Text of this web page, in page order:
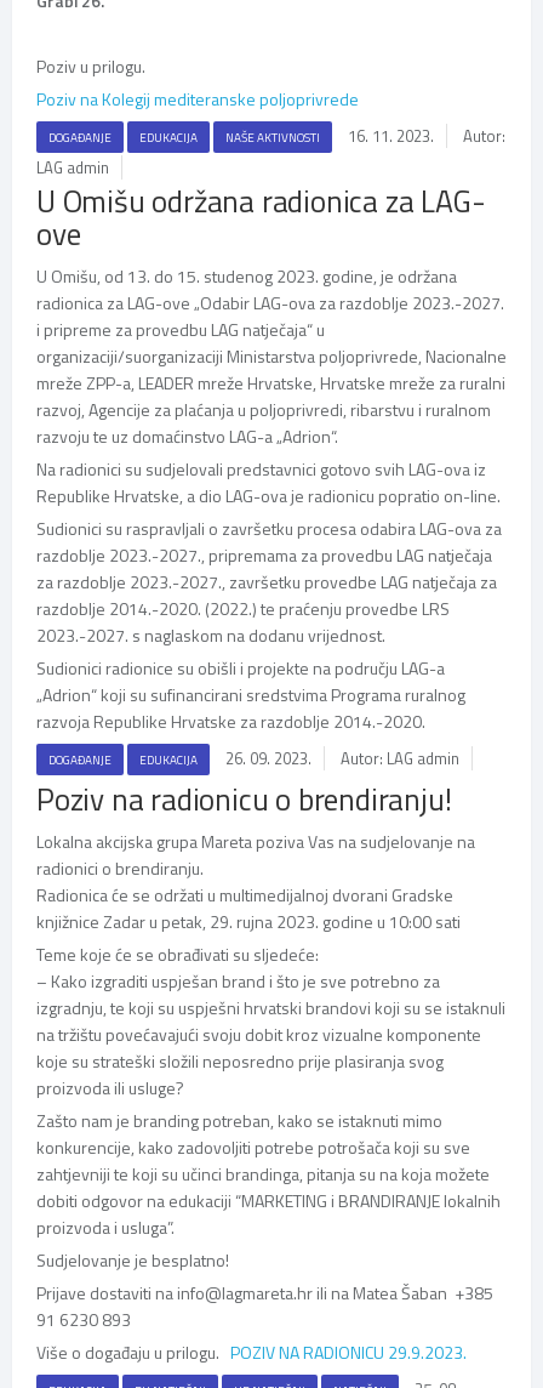
Poziv u prilogu.
Poziv na Kolegij mediteranske poljoprivrede
DOGAĐANJE EDUKACIJA NAŠE AKTIVNOSTI 16. 11. 2023.
Autor:
LAG admin
U Omišu održana radionica za LAG-
ove
U Omišu, od 13. do 15. studenog 2023. godine, je održana
radionica za LAG-ove „Odabir LAG-ova za razdoblje 2023.-2027.
i pripreme za provedbu LAG natječaja“ u
organizaciji/suorganizaciji Ministarstva poljoprivrede, Nacionalne
mreže ZPP-a, LEADER mreže Hrvatske, Hrvatske mreže za ruralni
razvoj, Agencije za plaćanja u poljoprivredi, ribarstvu i ruralnom
razvoju te uz domaćinstvo LAG-a „Adrion“.
Na radionici su sudjelovali predstavnici gotovo svih LAG-ova iz
Republike Hrvatske, a dio LAG-ova je radionicu popratio on-line.
Sudionici su raspravljali o završetku procesa odabira LAG-ova za
razdoblje 2023.-2027., pripremama za provedbu LAG natječaja
za razdoblje 2023.-2027., završetku provedbe LAG natječaja za
razdoblje 2014.-2020. (2022.) te praćenju provedbe LRS
2023.-2027. s naglaskom na dodanu vrijednost.
Sudionici radionice su obišli i projekte na području LAG-a
„Adrion“ koji su sufinancirani sredstvima Programa ruralnog
razvoja Republike Hrvatske za razdoblje 2014.-2020.
DOGAĐANJE EDUKACIJA 26. 09. 2023. Autor: LAG admin
Poziv na radionicu o brendiranju!
Lokalna akcijska grupa Mareta poziva Vas na sudjelovanje na
radionici o brendiranju.
Radionica će se održati u multimedijalnoj dvorani Gradske
knjižnice Zadar u petak, 29. rujna 2023. godine u 10:00 sati
Teme koje će se obrađivati su sljedeće:
– Kako izgraditi uspješan brand i što je sve potrebno za
izgradnju, te koji su uspješni hrvatski brandovi koji su se istaknuli
na tržištu povećavajući svoju dobit kroz vizualne komponente
koje su strateški složili neposredno prije plasiranja svog
proizvoda ili usluge?
Zašto nam je branding potreban, kako se istaknuti mimo
konkurencije, kako zadovoljiti potrebe potrošača koji su sve
zahtjevniji te koji su učinci brandinga, pitanja su na koja možete
dobiti odgovor na edukaciji “MARKETING i BRANDIRANJE lokalnih
proizvoda i usluga”.
Sudjelovanje je besplatno!
Prijave dostaviti na info@lagmareta.hr ili na Matea Šaban +385
91 6230 893
Više o događaju u prilogu. POZIV NA RADIONICU 29.9.2023.